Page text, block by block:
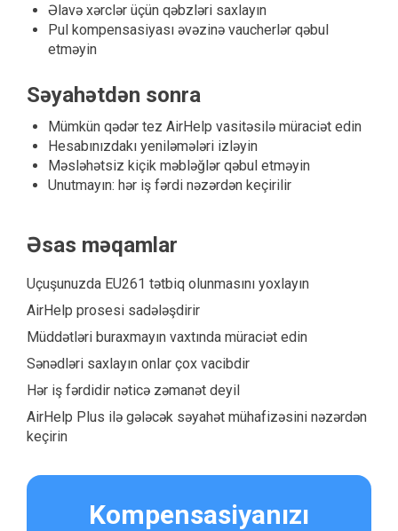
Əlavə xərclər üçün qəbzləri saxlayın
Pul kompensasiyası əvəzinə vaucherlər qəbul
etməyin
Səyahətdən sonra
Mümkün qədər tez AirHelp vasitəsilə müraciət edin
Hesabınızdakı yeniləmələri izləyin
Məsləhətsiz kiçik məbləğlər qəbul etməyin
Unutmayın: hər iş fərdi nəzərdən keçirilir
Əsas məqamlar
Uçuşunuzda EU261 tətbiq olunmasını yoxlayın
AirHelp prosesi sadələşdirir
Müddətləri buraxmayın vaxtında müraciət edin
Sənədləri saxlayın onlar çox vacibdir
Hər iş fərdidir nəticə zəmanət deyil
AirHelp Plus ilə gələcək səyahət mühafizəsini nəzərdən
keçirin
Kompensasiyanızı